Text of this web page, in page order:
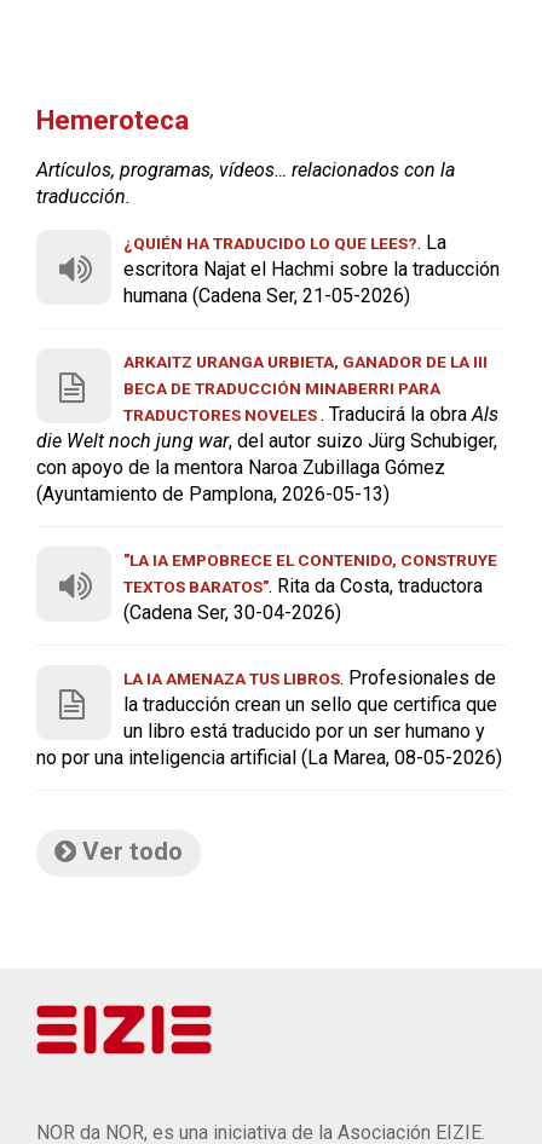
Hemeroteca
Artículos, programas, vídeos… relacionados con la
traducción.
¿QUIÉN HA TRADUCIDO LO QUE LEES?. La
escritora Najat el Hachmi sobre la traducción
humana (Cadena Ser, 21-05-2026)
ARKAITZ URANGA URBIETA, GANADOR DE LA III
BECA DE TRADUCCIÓN MINABERRI PARA
TRADUCTORES NOVELES. Traducirá la obraAls
die Welt noch jung war, del autor suizo Jürg Schubiger,
con apoyo de la mentora Naroa Zubillaga Gómez
(Ayuntamiento de Pamplona, 2026-05-13)
"LA IA EMPOBRECE EL CONTENIDO, CONSTRUYE
TEXTOS BARATOS". Rita da Costa, traductora
(Cadena Ser, 30-04-2026)
LA IA AMENAZA TUS LIBROS. Profesionales de
la traducción crean un sello que certifica que
un libro está traducido por un ser humano y
no por una inteligencia artificial (La Marea, 08-05-2026)
Ver todo
NOR da NOR, es una iniciativa de la Asociación EIZIE.